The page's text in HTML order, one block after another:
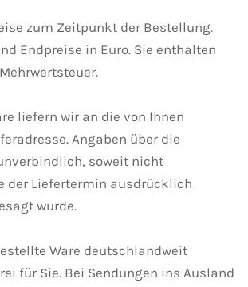
zum Zeitpunkt der Bestellung.
Endpreise in Euro. Sie enthalten
liefern wir an die von Ihnen
Angaben über die
soweit nicht
der Liefertermin ausdrücklich
wurde.
Ware deutschlandweit
für Sie. Bei Sendungen ins Ausland